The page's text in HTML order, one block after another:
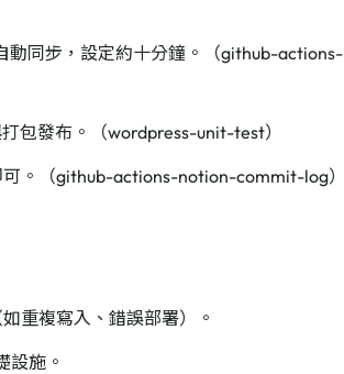
動同步，設定約十分鐘。（github-actions-
包發布。（wordpress-unit-test）
。（github-actions-notion-commit-log）
重複寫入、錯誤部署）。
設施。